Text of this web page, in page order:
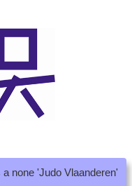
none 'Judo Vlaanderen'